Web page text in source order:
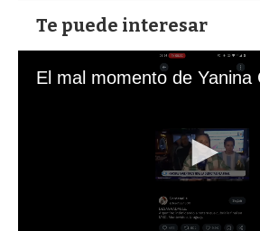
Te puede interesar